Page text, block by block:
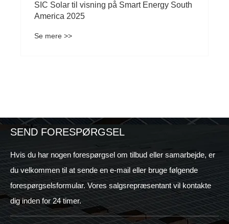
SIC Solar til visning på Smart Energy South
America 2025
Se mere >>
SEND FORESPØRGSEL
Hvis du har nogen forespørgsel om tilbud eller samarbejde, er
du velkommen til at sende en e-mail eller bruge følgende
forespørgselsformular. Vores salgsrepræsentant vil kontakte
dig inden for 24 timer.